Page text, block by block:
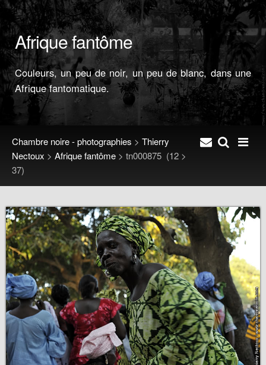
Afrique fantôme
Couleurs, un peu de noir, un peu de blanc, dans une
Afrique fantomatique.
Chambre noire - photographies > Thierry
Nectoux > Afrique fantôme > tn000875 (12 >
37)